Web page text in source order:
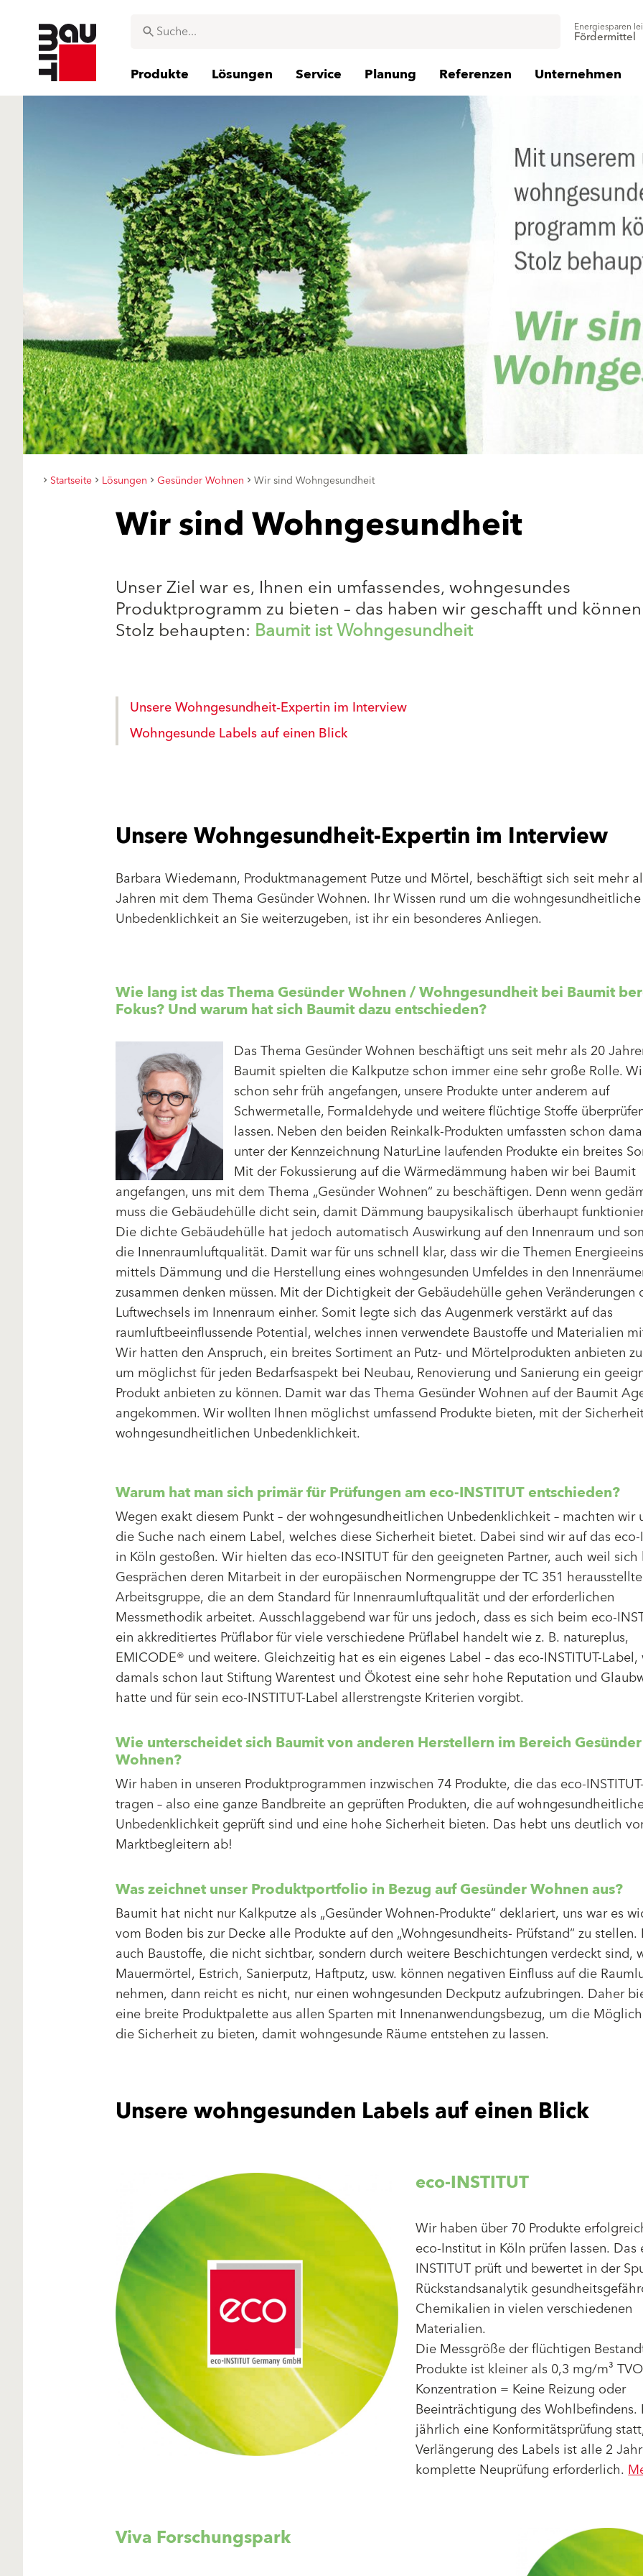
Energiesparen
Fördermittel
Produkte Lösungen Service Planung Referenzen Unternehmen
Startseite Lösungen Gesünder Wohnen Wir sind Wohngesundheit
Wir sind Wohngesundheit
Unser Ziel war es, Ihnen ein umfassendes, wohngesundes
Produktprogramm zu bieten – das haben wir geschafft und
Stolz behaupten: Baumit ist Wohngesundheit
Unsere Wohngesundheit-Expertin im Interview
Wohngesunde Labels auf einen Blick
Unsere Wohngesundheit-Expertin im Interview
Barbara Wiedemann, Produktmanagement Putze und Mörtel, beschäftigt sich seit mehr
Jahren mit dem Thema Gesünder Wohnen. Ihr Wissen rund um die wohngesundheitliche
Unbedenklichkeit an Sie weiterzugeben, ist ihr ein besonderes Anliegen.
Wie lang ist das Thema Gesünder Wohnen / Wohngesundheit bei Baumit
Fokus? Und warum hat sich Baumit dazu entschieden?
Das Thema Gesünder Wohnen beschäftigt uns seit mehr als 20
Baumit spielten die Kalkputze schon immer eine sehr große Rolle.
schon sehr früh angefangen, unsere Produkte unter anderem auf
Schwermetalle, Formaldehyde und weitere flüchtige Stoffe
lassen. Neben den beiden Reinkalk-Produkten umfassten schon
unter der Kennzeichnung NaturLine laufenden Produkte ein breites
Mit der Fokussierung auf die Wärmedämmung haben wir bei Baumit
angefangen, uns mit dem Thema „Gesünder Wohnen“ zu beschäftigen. Denn wenn
muss die Gebäudehülle dicht sein, damit Dämmung baupysikalisch überhaupt
Die dichte Gebäudehülle hat jedoch automatisch Auswirkung auf den Innenraum und
die Innenraumluftqualität. Damit war für uns schnell klar, dass wir die Themen
mittels Dämmung und die Herstellung eines wohngesunden Umfeldes in den
zusammen denken müssen. Mit der Dichtigkeit der Gebäudehülle gehen Veränderungen
Luftwechsels im Innenraum einher. Somit legte sich das Augenmerk verstärkt auf das
raumluftbeeinflussende Potential, welches innen verwendete Baustoffe und Materialien
Wir hatten den Anspruch, ein breites Sortiment an Putz- und Mörtelprodukten anbieten
um möglichst für jeden Bedarfsaspekt bei Neubau, Renovierung und Sanierung ein
Produkt anbieten zu können. Damit war das Thema Gesünder Wohnen auf der Baumit
angekommen. Wir wollten Ihnen möglichst umfassend Produkte bieten, mit der
wohngesundheitlichen Unbedenklichkeit.
Warum hat man sich primär für Prüfungen am eco-INSTITUT entschieden?
Wegen exakt diesem Punkt – der wohngesundheitlichen Unbedenklichkeit – machten wir
die Suche nach einem Label, welches diese Sicherheit bietet. Dabei sind wir auf das eco-
in Köln gestoßen. Wir hielten das eco-INSITUT für den geeigneten Partner, auch weil
Gesprächen deren Mitarbeit in der europäischen Normengruppe der TC 351
Arbeitsgruppe, die an dem Standard für Innenraumluftqualität und der erforderlichen
Messmethodik arbeitet. Ausschlaggebend war für uns jedoch, dass es sich beim eco-
ein akkreditiertes Prüflabor für viele verschiedene Prüflabel handelt wie z. B. natureplus,
EMICODE® und weitere. Gleichzeitig hat es ein eigenes Label – das eco-INSTITUT-Label,
damals schon laut Stiftung Warentest und Ökotest eine sehr hohe Reputation und
hatte und für sein eco-INSTITUT-Label allerstrengste Kriterien vorgibt.
Wie unterscheidet sich Baumit von anderen Herstellern im Bereich Gesünder
Wohnen?
Wir haben in unseren Produktprogrammen inzwischen 74 Produkte, die das eco-
tragen – also eine ganze Bandbreite an geprüften Produkten, die auf
Unbedenklichkeit geprüft sind und eine hohe Sicherheit bieten. Das hebt uns deutlich
Marktbegleitern ab!
Was zeichnet unser Produktportfolio in Bezug auf Gesünder Wohnen aus?
Baumit hat nicht nur Kalkputze als „Gesünder Wohnen-Produkte“ deklariert, uns war es
vom Boden bis zur Decke alle Produkte auf den „Wohngesundheits- Prüfstand“ zu stellen.
auch Baustoffe, die nicht sichtbar, sondern durch weitere Beschichtungen verdeckt sind,
Mauermörtel, Estrich, Sanierputz, Haftputz, usw. können negativen Einfluss auf die
nehmen, dann reicht es nicht, nur einen wohngesunden Deckputz aufzubringen. Daher
eine breite Produktpalette aus allen Sparten mit Innenanwendungsbezug, um die
die Sicherheit zu bieten, damit wohngesunde Räume entstehen zu lassen.
Unsere wohngesunden Labels auf einen Blick
eco-INSTITUT
Wir haben über 70 Produkte
eco-Institut in Köln prüfen lassen. Das
INSTITUT prüft und bewertet in der
Rückstandsanalytik
Chemikalien in vielen verschiedenen
Materialien.
Die Messgröße der flüchtigen
Produkte ist kleiner als 0,3 mg/m³
Konzentration = Keine Reizung oder
Beeinträchtigung des Wohlbefindens.
jährlich eine Konformitätsprüfung
Verlängerung des Labels ist alle 2
komplette Neuprüfung erforderlich.
Viva Forschungspark